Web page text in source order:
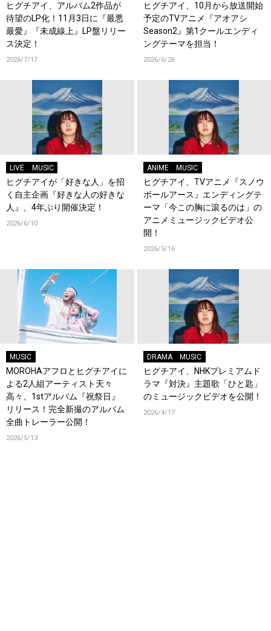
ヒグチアイ、アルバム2作品が
待望のLP化！11月3日に『最悪
最愛』『未成線上』LP盤リリー
ス決定！
2026/7/17
ヒグチアイ、10月から放送開始
予定のTVアニメ『アオアシ
Season2』第1クールエンディ
ングテーマを担当！
2026/6/26
LIVE MUSIC
ヒグチアイが「好きな人」を招
く自主企画『好きな人の好きな
人』、4年ぶり開催決定！
2026/6/10
ANIME MUSIC
ヒグチアイ、TVアニメ『スノウ
ボールアース』エンディングテ
ーマ「今この胸に滾るのは」の
アニメミュージックビデオ公
開！
2026/5/16
MUSIC
MOROHAアフロとヒグチアイに
よる2人組アーティスト天々
高々、1stアルバム『祝祭日』
リリース！完全新撮のアルバム
全曲トレーラー公開！
2026/5/13
DRAMA MUSIC
ヒグチアイ、NHKプレミアムド
ラマ『対決』主題歌「ひと匙」
のミュージックビデオを公開！
2026/4/17